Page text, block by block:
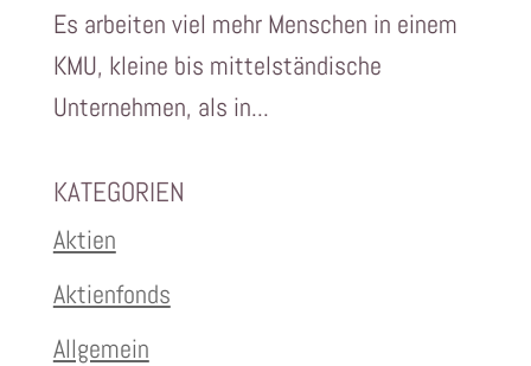
Es arbeiten viel mehr Menschen in einem
KMU, kleine bis mittelständische
Unternehmen, als in...
KATEGORIEN
Aktien
Aktienfonds
Allgemein